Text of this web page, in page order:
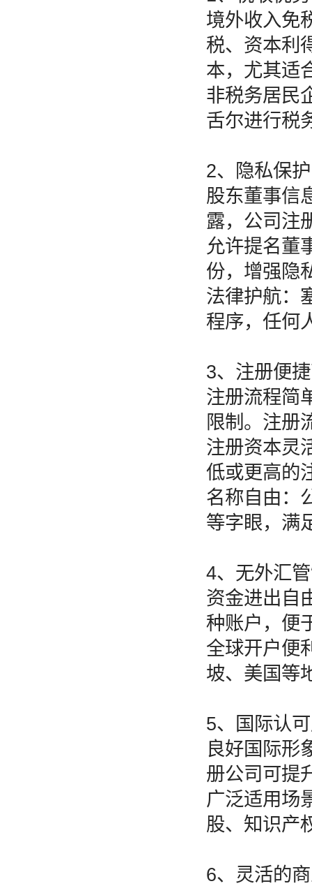
境外收入免
税、资本利
本，尤其适
非税务居民
舌尔进行税
2、隐私保
股东董事信
露，公司注
允许提名董
份，增强隐
法律护航：
程序，任何
3、注册便
注册流程简
限制。注册
注册资本灵
低或更高的
名称自由：
等字眼，满
4、无外汇
资金进出自
种账户，便
全球开户便
坡、美国等
5、国际认
良好国际形
册公司可提
广泛适用场
股、知识产
6、灵活的